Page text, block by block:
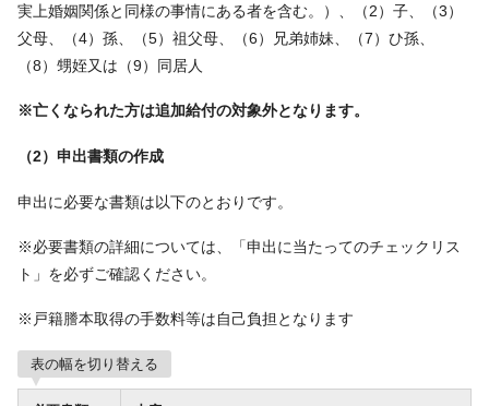
実上婚姻関係と同様の事情にある者を含む。）、（2）子、（3）
父母、（4）孫、（5）祖父母、（6）兄弟姉妹、（7）ひ孫、
（8）甥姪又は（9）同居人
※亡くなられた方は追加給付の対象外となります。
（2）申出書類の作成
申出に必要な書類は以下のとおりです。
※必要書類の詳細については、「申出に当たってのチェックリス
ト」を必ずご確認ください。
※戸籍謄本取得の手数料等は自己負担となります
表の幅を切り替える